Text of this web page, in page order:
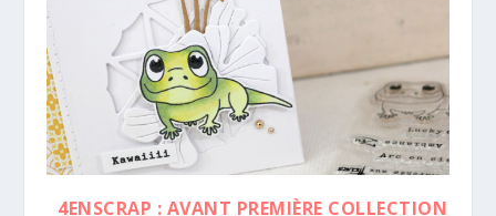
4ENSCRAP : AVANT PREMIÈRE COLLECTION